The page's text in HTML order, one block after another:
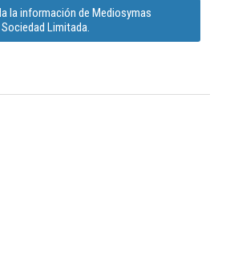
la información de Mediosymas
Sociedad Limitada.